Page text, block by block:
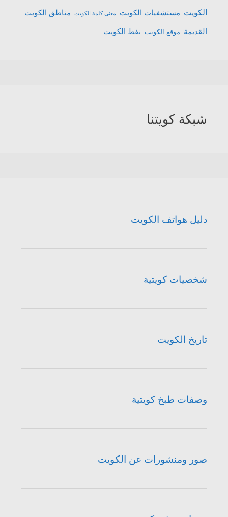
الكويت مستشفيات الكويت معنى كلمة الكويت مناطق الكويت
القديمة موقع الكويت نفط الكويت
شبكة كويتنا
دليل هواتف الكويت
شخصيات كويتية
تاريخ الكويت
وصفات طبخ كويتية
صور ومنشورات عن الكويت